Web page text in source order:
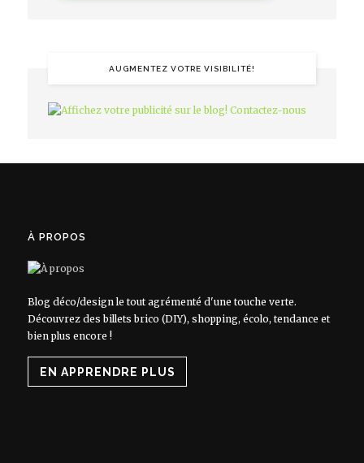
AUGMENTEZ VOTRE VISIBILITÉ!
À PROPOS
Blog déco/design le tout agrémenté d'une touche verte.
Découvrez des billets brico (DIY), shopping, écolo, tendance et
bien plus encore !
EN APPRENDRE PLUS